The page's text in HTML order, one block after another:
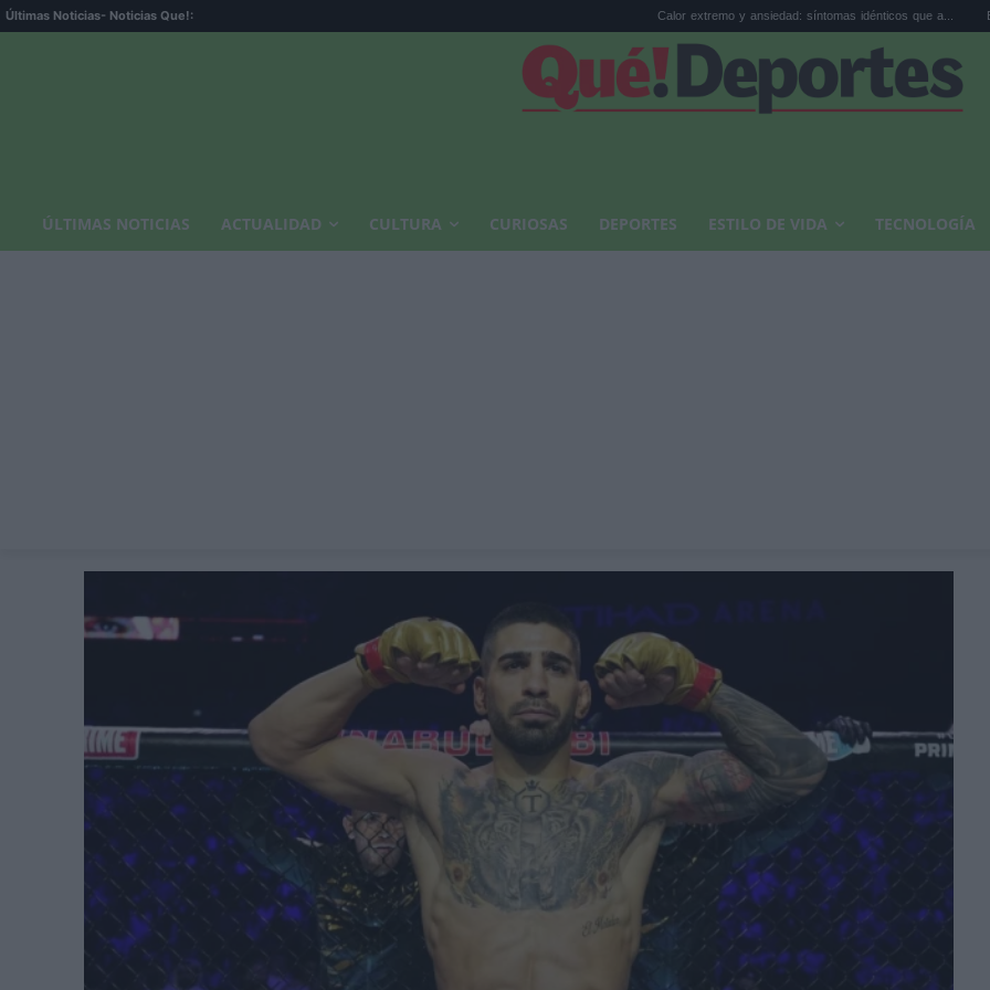
Últimas Noticias- Noticias Que!: Calor extremo y ansiedad: síntomas idénticos que a... El precio de la
ÚLTIMAS NOTICIAS ACTUALIDAD CULTURA CURIOSAS DEPORTES ESTILO DE VIDA TECNOLOGÍA